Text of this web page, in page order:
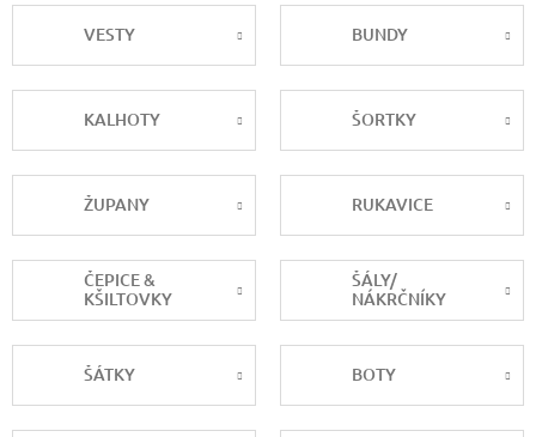
VESTY BUNDY
KALHOTY ŠORTKY
ŽUPANY RUKAVICE
ČEPICE &
KŠILTOVKY
ŠÁLY/
NÁKRČNÍKY
ŠÁTKY BOTY